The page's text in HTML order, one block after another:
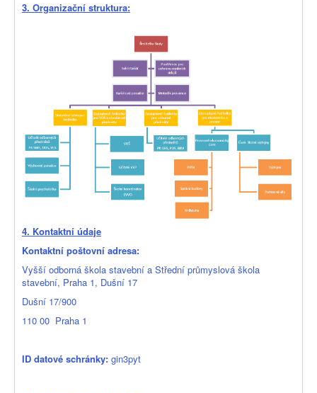
3. Organizační struktura:
4. Kontaktní údaje
Kontaktní poštovní adresa:
Vyšší odborná škola stavební a Střední průmyslová škola
stavební, Praha 1, Dušní 17
Dušní 17/900
110 00 Praha 1
ID datové schránky: gin3pyt